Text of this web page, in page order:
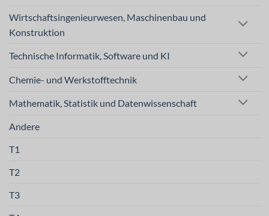
Wirtschaftsingenieurwesen, Maschinenbau und
Konstruktion
Technische Informatik, Software und KI
Chemie- und Werkstofftechnik
Mathematik, Statistik und Datenwissenschaft
Andere
T1
T2
T3